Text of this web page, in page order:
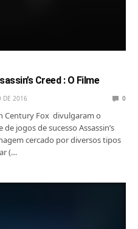
Creed : O Filme
DE 2016 0
Century Fox divulgaram o
jogos de sucesso Assassin’s
cercado por diversos tipos
(…